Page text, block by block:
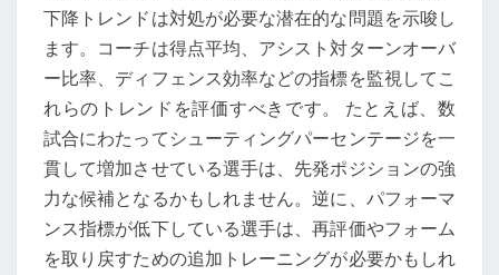
下降トレンドは対処が必要な潜在的な問題を示唆し
ます。コーチは得点平均、アシスト対ターンオーバ
ー比率、ディフェンス効率などの指標を監視してこ
れらのトレンドを評価すべきです。 たとえば、数
試合にわたってシューティングパーセンテージを一
貫して増加させている選手は、先発ポジションの強
力な候補となるかもしれません。逆に、パフォーマ
ンス指標が低下している選手は、再評価やフォーム
を取り戻すための追加トレーニングが必要かもしれ